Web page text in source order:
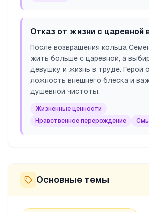
Отказ от жизни с царевной
После возвращения кольца
жить больше с царевной, а
девушку и жизнь в труде. Герой
ложность внешнего блеска и
душевной чистоты.
Жизненные ценности
Нравственное перерождение
Основные темы